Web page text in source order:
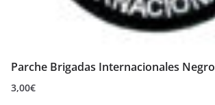
Parche Brigadas Internacionales Negro
3,00€